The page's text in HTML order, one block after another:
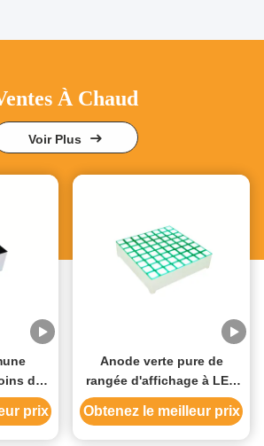
À Chaud
Voir Plus
du
LED de
7 pour
de la
prix
Anode verte pure de
rangée d'affichage à LED
de Dot Matrix de la place
8x8 pour l'indicateur de
position d'ascenseur
Obtenez le meilleur prix